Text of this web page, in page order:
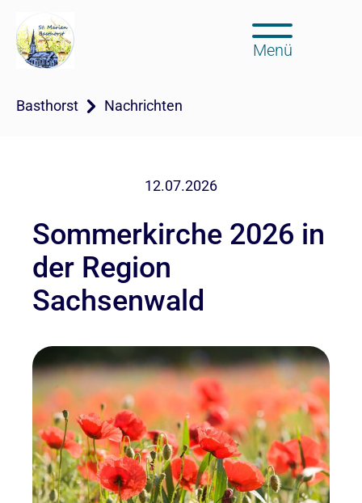
Menü
Basthorst Nachrichten
12.07.2026
Sommerkirche 2026 in
der Region
Sachsenwald